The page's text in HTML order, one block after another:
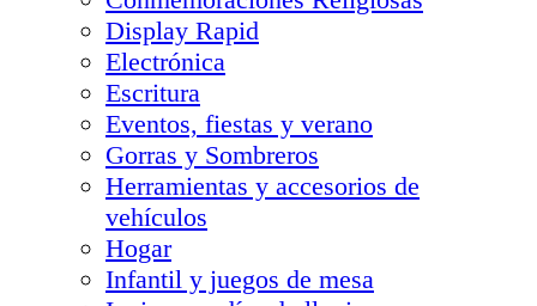
Display Rapid
Electrónica
Escritura
Eventos, fiestas y verano
Gorras y Sombreros
Herramientas y accesorios de
vehículos
Hogar
Infantil y juegos de mesa